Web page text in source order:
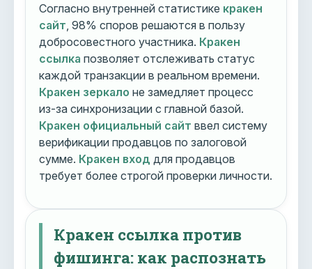
Согласно внутренней статистике кракен
сайт , 98% споров решаются в пользу
добросовестного участника. Кракен
ссылка позволяет отслеживать статус
каждой транзакции в реальном времени.
Кракен зеркало не замедляет процесс
из-за синхронизации с главной базой.
Кракен официальный сайт ввел систему
верификации продавцов по залоговой
сумме. Кракен вход для продавцов
требует более строгой проверки личности.
Кракен ссылка против
фишинга: как распознать